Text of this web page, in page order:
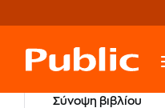
Σύνοψη βιβλίου